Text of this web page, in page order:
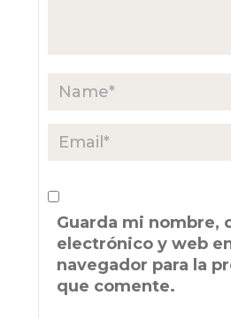
Guarda mi nombre,
electrónico y web
navegador para la
que comente.